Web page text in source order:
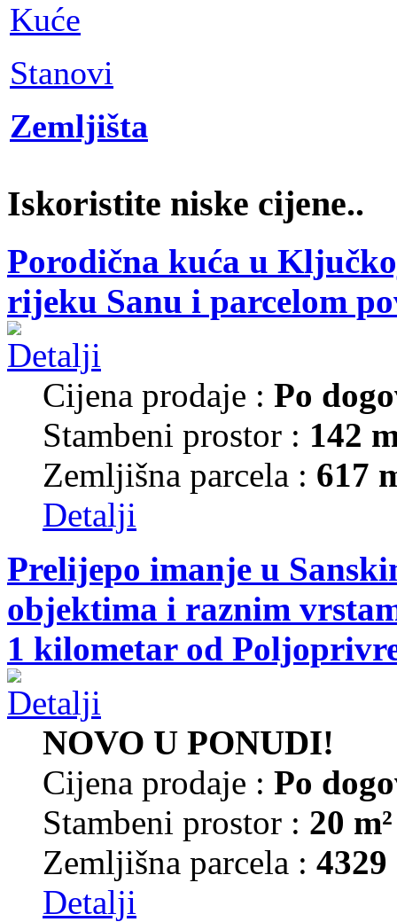
Kuće
Stanovi
Zemljišta
Iskoristite niske cijene..
Porodična kuća u
rijeku Sanu i parcelom
Cijena prodaje : Po
Stambeni prostor : 142
Zemljišna parcela : 617
Detalji
Prelijepo imanje u
objektima i raznim
1 kilometar od
NOVO U PONUDI!
Cijena prodaje : Po
Stambeni prostor : 20 m²
Zemljišna parcela : 4329
Detalji